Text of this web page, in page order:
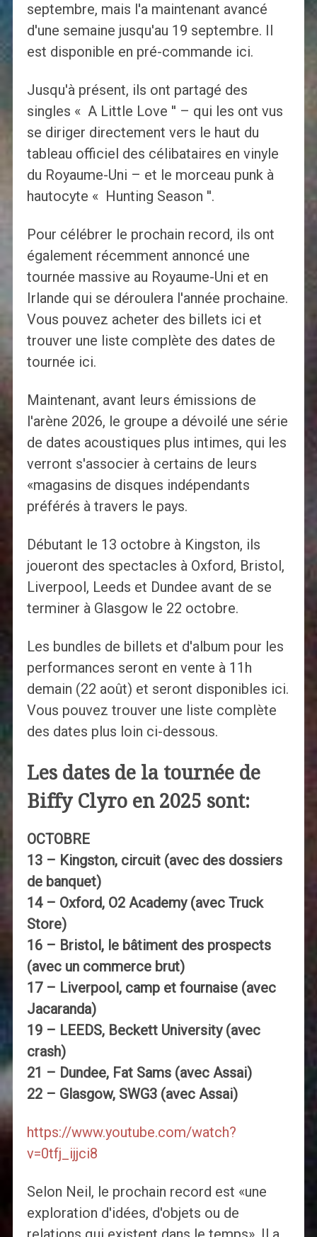
septembre, mais l'a maintenant avancé
d'une semaine jusqu'au 19 septembre. Il
est disponible en pré-commande ici.
Jusqu'à présent, ils ont partagé des
singles « A Little Love '' – qui les ont vus
se diriger directement vers le haut du
tableau officiel des célibataires en vinyle
du Royaume-Uni – et le morceau punk à
hautocyte « Hunting Season ''.
Pour célébrer le prochain record, ils ont
également récemment annoncé une
tournée massive au Royaume-Uni et en
Irlande qui se déroulera l'année prochaine.
Vous pouvez acheter des billets ici et
trouver une liste complète des dates de
tournée ici.
Maintenant, avant leurs émissions de
l'arène 2026, le groupe a dévoilé une série
de dates acoustiques plus intimes, qui les
verront s'associer à certains de leurs
«magasins de disques indépendants
préférés à travers le pays.
Débutant le 13 octobre à Kingston, ils
joueront des spectacles à Oxford, Bristol,
Liverpool, Leeds et Dundee avant de se
terminer à Glasgow le 22 octobre.
Les bundles de billets et d'album pour les
performances seront en vente à 11h
demain (22 août) et seront disponibles ici.
Vous pouvez trouver une liste complète
des dates plus loin ci-dessous.
Les dates de la tournée de
Biffy Clyro en 2025 sont:
OCTOBRE
13 – Kingston, circuit (avec des dossiers
de banquet)
14 – Oxford, O2 Academy (avec Truck
Store)
16 – Bristol, le bâtiment des prospects
(avec un commerce brut)
17 – Liverpool, camp et fournaise (avec
Jacaranda)
19 – LEEDS, Beckett University (avec
crash)
21 – Dundee, Fat Sams (avec Assai)
22 – Glasgow, SWG3 (avec Assai)
https://www.youtube.com/watch?
v=0tfj_ijjci8
Selon Neil, le prochain record est «une
exploration d'idées, d'objets ou de